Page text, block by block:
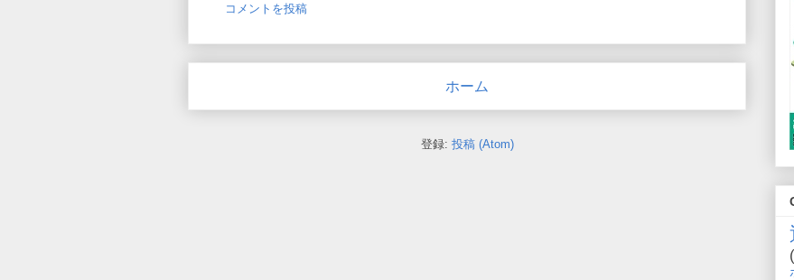
コメントを投稿
ホーム
登録: 投稿 (Atom)